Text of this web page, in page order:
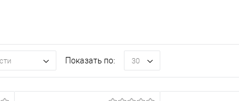
Показать по: 30